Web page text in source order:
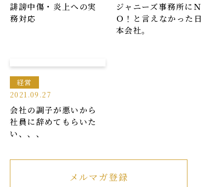
誹謗中傷・炎上への実
務対応
ジャニーズ事務所にＮ
Ｏ！と言えなかった日
本会社。
経営
2021.09.27
会社の調子が悪いから
社員に辞めてもらいた
い、、、
メルマガ登録